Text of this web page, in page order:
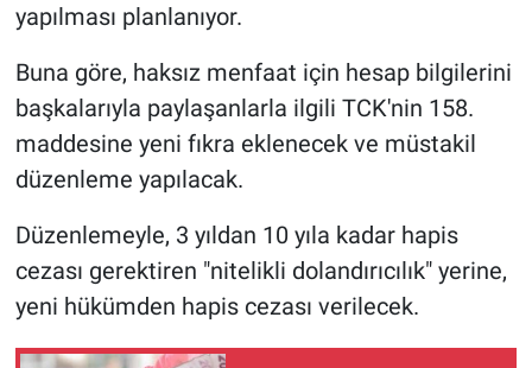
yapılması planlanıyor.
Buna göre, haksız menfaat için hesap bilgilerini
başkalarıyla paylaşanlarla ilgili TCK'nin 158.
maddesine yeni fıkra eklenecek ve müstakil
düzenleme yapılacak.
Düzenlemeyle, 3 yıldan 10 yıla kadar hapis
cezası gerektiren "nitelikli dolandırıcılık" yerine,
yeni hükümden hapis cezası verilecek.